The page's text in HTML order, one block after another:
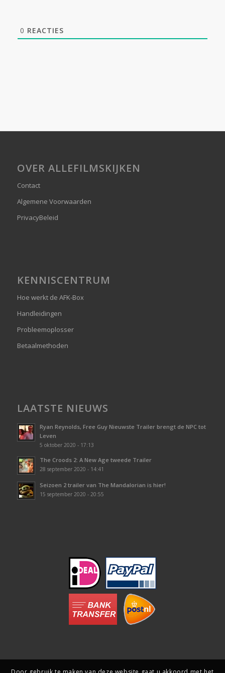
0 REACTIES
OVER ALLEFILMSKIJKEN
Contact
Algemene Voorwaarden
PrivacyBeleid
KENNISCENTRUM
Hoe werkt de AFK-Box
Handleidingen
Probleemoplosser
Betaalmethoden
LAATSTE NIEUWS
Ryan Reynolds, Free Guy Nieuwste Trailer brengt de NPC tot
Leven
5 oktober 2020 - 17:13
The Croods 2: A New Age tweede Trailer
28 september 2020 - 14:41
Seizoen 2 trailer van The Mandalorian is hier!
15 september 2020 - 20:55